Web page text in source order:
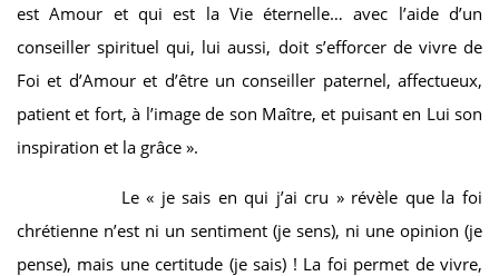
est Amour et qui est la Vie éternelle… avec l’aide d’un
conseiller spirituel qui, lui aussi, doit s’efforcer de vivre de
Foi et d’Amour et d’être un conseiller paternel, affectueux,
patient et fort, à l’image de son Maître, et puisant en Lui son
inspiration et la grâce ».
Le « je sais en qui j’ai cru » révèle que la foi
chrétienne n’est ni un sentiment (je sens), ni une opinion (je
pense), mais une certitude (je sais) ! La foi permet de vivre,